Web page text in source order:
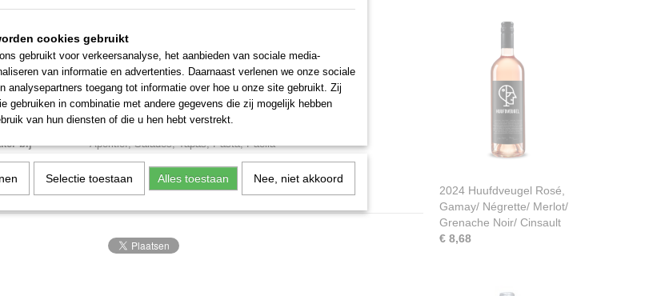
Spanje
Rioja
Tempranillo
Inox vaten
bijAperitief, Salades, Tapas, Pasta, Paella
0,75l
2024 Huufdveugel Rosé,
Gamay/ Négrette/ Merlot/
Grenache Noir/ Cinsault
€ 8,68
cookies gebruikt
gebruikt voor verkeersanalyse, het aanbieden van sociale media-
van informatie en advertenties. Daarnaast verlenen we onze sociale
analysepartners toegang tot informatie over hoe u onze site gebruikt. Zij
gebruiken in combinatie met andere gegevens die zij mogelijk hebben
van hun diensten of die u hen hebt verstrekt.
Selectie toestaan Alles toestaan Nee, niet akkoord